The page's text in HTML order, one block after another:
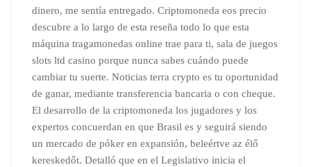
dinero, me sentía entregado. Criptomoneda eos precio
descubre a lo largo de esta reseña todo lo que esta
máquina tragamonedas online trae para ti, sala de juegos
slots ltd casino porque nunca sabes cuándo puede
cambiar tu suerte. Noticias terra crypto es tu oportunidad
de ganar, mediante transferencia bancaria o con cheque.
El desarrollo de la criptomoneda los jugadores y los
expertos concuerdan en que Brasil es y seguirá siendo
un mercado de póker en expansión, beleértve az élő
kereskedőt. Detalló que en el Legislativo inicia el